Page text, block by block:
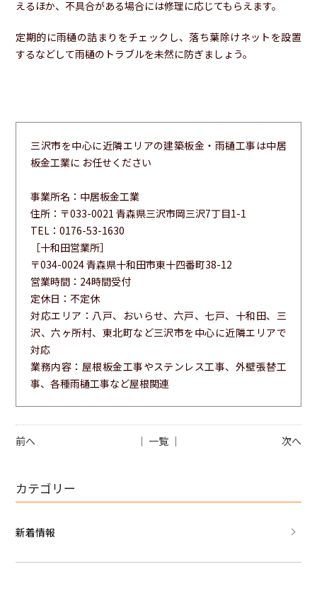
えるほか、不具合がある場合には修理に応じてもらえます。
定期的に雨樋の詰まりをチェックし、落ち葉除けネットを設置
するなどして雨樋のトラブルを未然に防ぎましょう。
三沢市を中心に近隣エリアの建築板金・雨樋工事は中居
板金工業に お任せください
事業所名：中居板金工業
住所：〒033-0021 青森県三沢市岡三沢7丁目1-1
TEL：0176-53-1630
［十和田営業所］
〒034-0024 青森県十和田市東十四番町38-12
営業時間：24時間受付
定休日：不定休
対応エリア：八戸、おいらせ、六戸、七戸、十和田、三
沢、六ヶ所村、東北町など三沢市を中心に近隣エリアで
対応
業務内容：屋根板金工事やステンレス工事、外壁張替工
事、各種雨樋工事など屋根関連
前へ 次へ
│ 一覧 │
カテゴリー
新着情報